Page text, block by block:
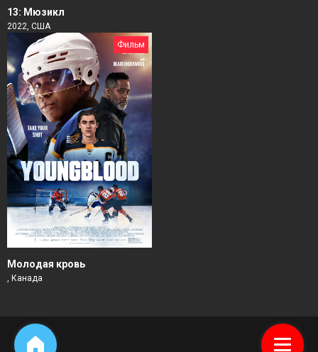
13: Мюзикл
2022, США
Фильм
Молодая кровь
, Канада